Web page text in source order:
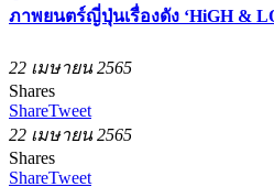
ภาพยนตร์ญี่ปุ่นเรื่องดัง ‘HiGH &
22 เมษายน 2565
Shares
ShareTweet
22 เมษายน 2565
Shares
ShareTweet